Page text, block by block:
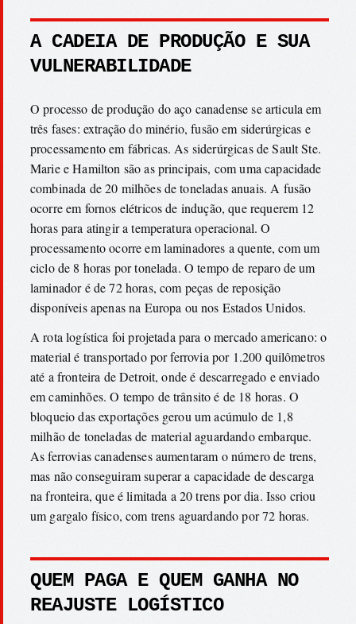
A CADEIA DE PRODUÇÃO E SUA
VULNERABILIDADE
O processo de produção do aço canadense se articula em
três fases: extração do minério, fusão em siderúrgicas e
processamento em fábricas. As siderúrgicas de Sault Ste.
Marie e Hamilton são as principais, com uma capacidade
combinada de 20 milhões de toneladas anuais. A fusão
ocorre em fornos elétricos de indução, que requerem 12
horas para atingir a temperatura operacional. O
processamento ocorre em laminadores a quente, com um
ciclo de 8 horas por tonelada. O tempo de reparo de um
laminador é de 72 horas, com peças de reposição
disponíveis apenas na Europa ou nos Estados Unidos.
A rota logística foi projetada para o mercado americano: o
material é transportado por ferrovia por 1.200 quilômetros
até a fronteira de Detroit, onde é descarregado e enviado
em caminhões. O tempo de trânsito é de 18 horas. O
bloqueio das exportações gerou um acúmulo de 1,8
milhão de toneladas de material aguardando embarque.
As ferrovias canadenses aumentaram o número de trens,
mas não conseguiram superar a capacidade de descarga
na fronteira, que é limitada a 20 trens por dia. Isso criou
um gargalo físico, com trens aguardando por 72 horas.
QUEM PAGA E QUEM GANHA NO
REAJUSTE LOGÍSTICO